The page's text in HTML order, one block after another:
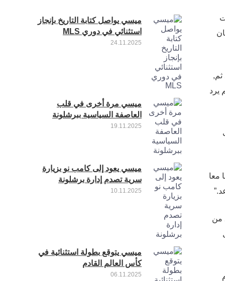
ثم,
يرد
معا
من
ميسي يواصل كتابة التاريخ بإنجاز
استثنائي في دوري MLS
24.11.2025
ميسي مرة أخرى في قلب
العاصفة السياسية ببرشلونة
19.11.2025
ميسي يعود إلى كامب نو بزيارة
سرية تصدم إدارة برشلونة
10.11.2025
ميسي يتوقع بطولة استثنائية في
كأس العالم القادم
06.11.2025